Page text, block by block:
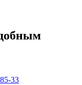
33